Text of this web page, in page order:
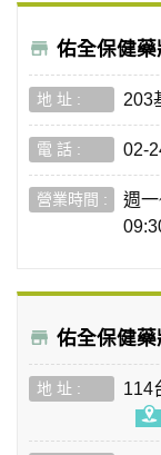
佑全保健
203
02-
週
佑全保健
114